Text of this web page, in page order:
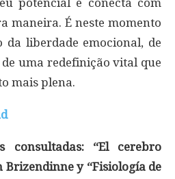
potencial e conecta com
maneira. É neste momento
da liberdade emocional, de
de uma redefinição vital que
mais plena.
consultadas: “El cerebro
Brizendinne y “Fisiología de